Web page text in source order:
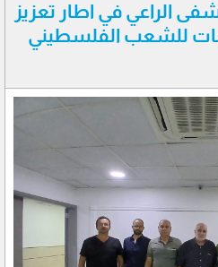
الراعي في اطار تعزيز
للشعب الفلسطيني